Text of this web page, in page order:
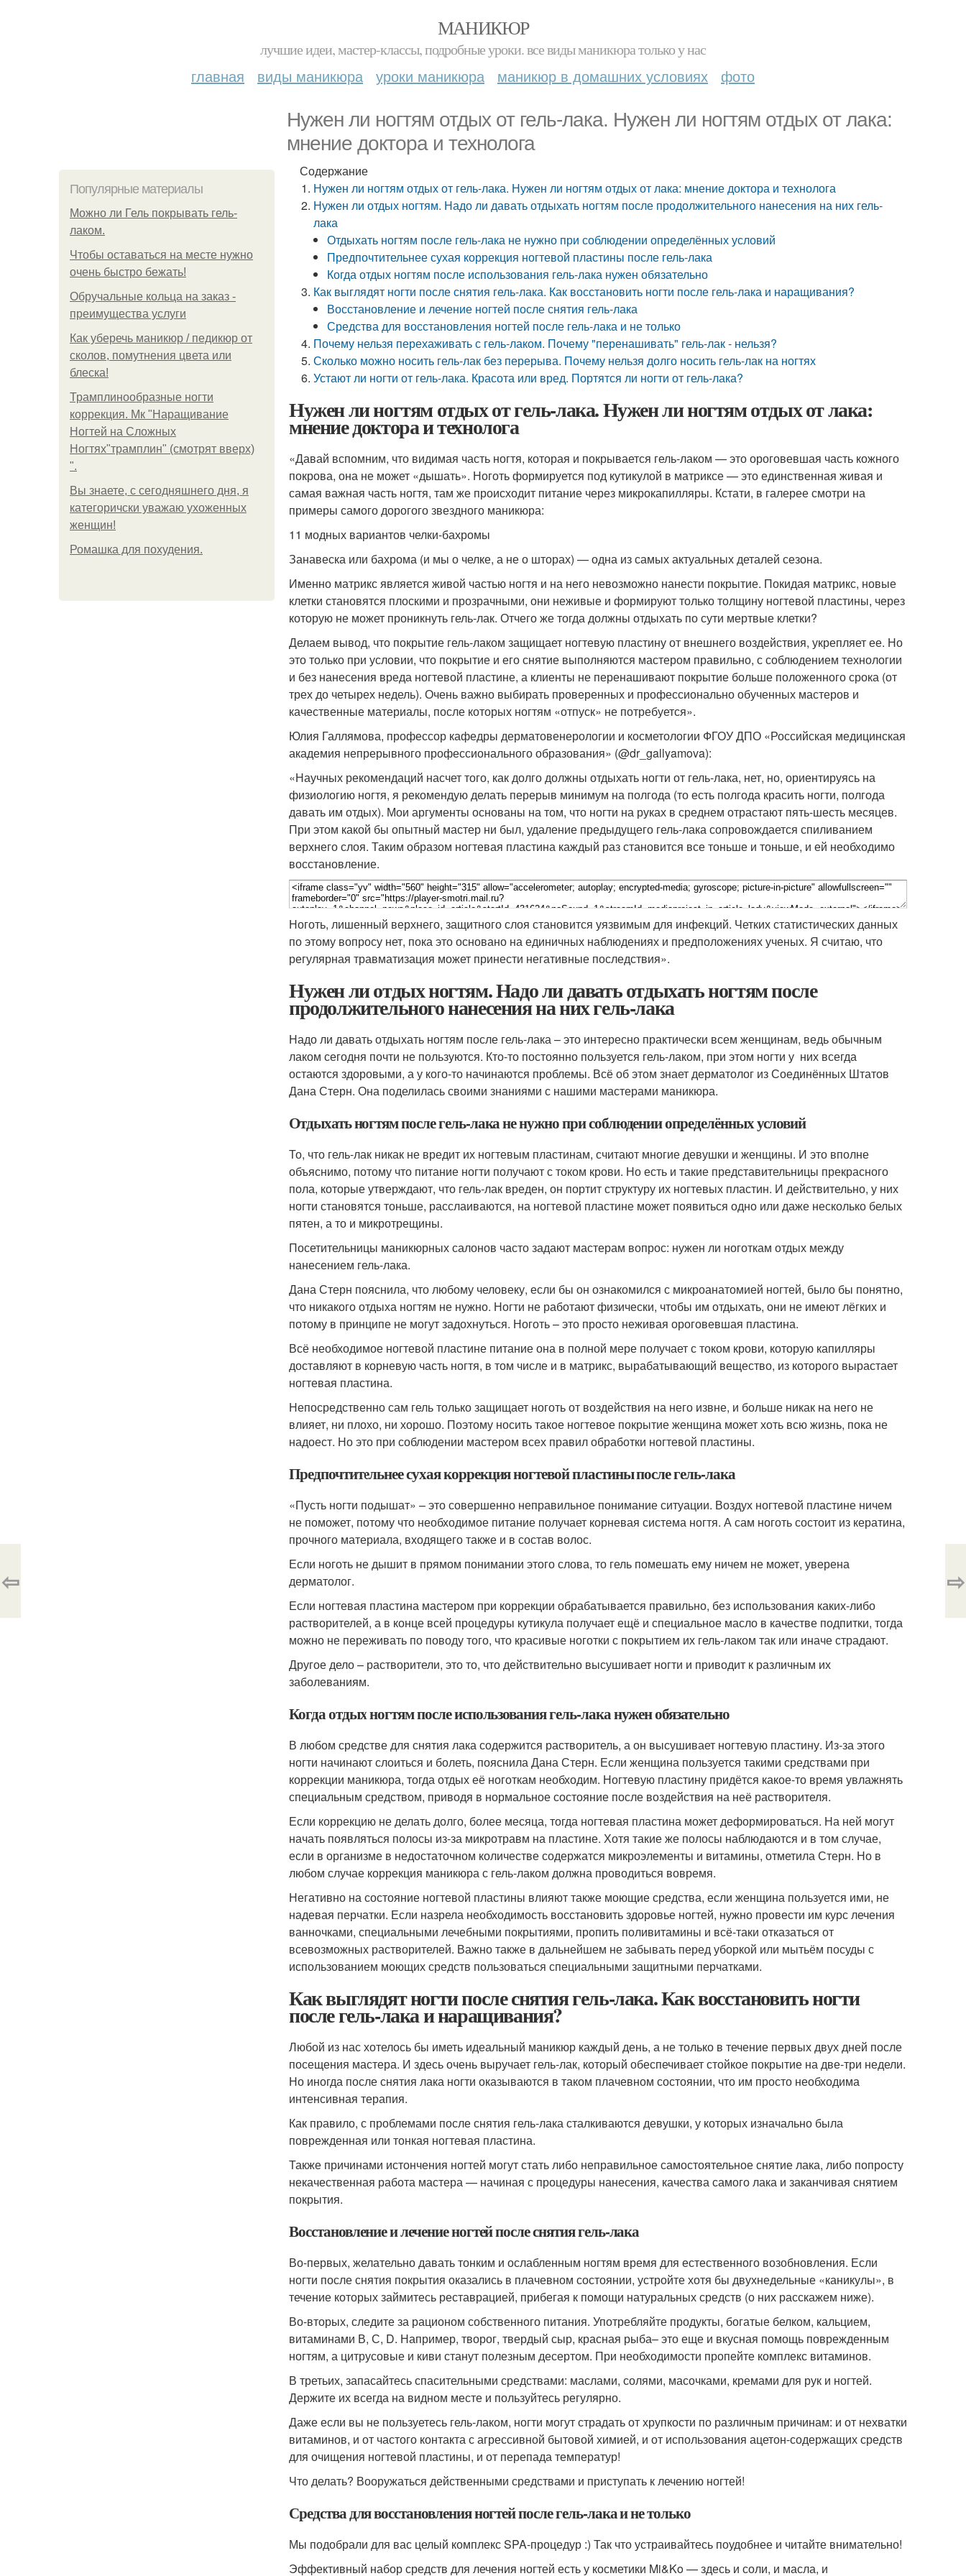
МАНИКЮР
лучшие идеи, мастер-классы, подробные уроки. все виды маникюра только у нас
главная виды маникюра уроки маникюра маникюр в домашних условиях фото
Нужен ли ногтям отдых от гель-лака. Нужен ли ногтям отдых от лака:
мнение доктора и технолога
Популярные материалы
Можно ли Гель покрывать гель-
лаком.
Чтобы оставаться на месте нужно
очень быстро бежать!
Обручальные кольца на заказ -
преимущества услуги
Как уберечь маникюр / педикюр от
сколов, помутнения цвета или
блеска!
Трамплинообразные ногти
коррекция. Мк "Наращивание
Ногтей на Сложных
Ногтях"трамплин" (смотрят вверх)
".
Вы знаете, с сегодняшнего дня, я
категоричски уважаю ухоженных
женщин!
Ромашка для похудения.
Содержание
Нужен ли ногтям отдых от гель-лака. Нужен ли ногтям отдых от лака: мнение доктора и технолога
Нужен ли отдых ногтям. Надо ли давать отдыхать ногтям после продолжительного нанесения на них гель-
лака
Отдыхать ногтям после гель-лака не нужно при соблюдении определённых условий
Предпочтительнее сухая коррекция ногтевой пластины после гель-лака
Когда отдых ногтям после использования гель-лака нужен обязательно
Как выглядят ногти после снятия гель-лака. Как восстановить ногти после гель-лака и наращивания?
Восстановление и лечение ногтей после снятия гель-лака
Средства для восстановления ногтей после гель-лака и не только
Почему нельзя перехаживать с гель-лаком. Почему "перенашивать" гель-лак - нельзя?
Сколько можно носить гель-лак без перерыва. Почему нельзя долго носить гель-лак на ногтях
Устают ли ногти от гель-лака. Красота или вред. Портятся ли ногти от гель-лака?
Нужен ли ногтям отдых от гель-лака. Нужен ли ногтям отдых от лака:
мнение доктора и технолога
«Давай вспомним, что видимая часть ногтя, которая и покрывается гель-лаком — это ороговевшая часть кожного
покрова, она не может «дышать». Ноготь формируется под кутикулой в матриксе — это единственная живая и
самая важная часть ногтя, там же происходит питание через микрокапилляры. Кстати, в галерее смотри на
примеры самого дорогого звездного маникюра:
11 модных вариантов челки-бахромы
Занавеска или бахрома (и мы о челке, а не о шторах) — одна из самых актуальных деталей сезона.
Именно матрикс является живой частью ногтя и на него невозможно нанести покрытие. Покидая матрикс, новые
клетки становятся плоскими и прозрачными, они неживые и формируют только толщину ногтевой пластины, через
которую не может проникнуть гель-лак. Отчего же тогда должны отдыхать по сути мертвые клетки?
Делаем вывод, что покрытие гель-лаком защищает ногтевую пластину от внешнего воздействия, укрепляет ее. Но
это только при условии, что покрытие и его снятие выполняются мастером правильно, с соблюдением технологии
и без нанесения вреда ногтевой пластине, а клиенты не перенашивают покрытие больше положенного срока (от
трех до четырех недель). Очень важно выбирать проверенных и профессионально обученных мастеров и
качественные материалы, после которых ногтям «отпуск» не потребуется».
Юлия Галлямова, профессор кафедры дерматовенерологии и косметологии ФГОУ ДПО «Российская медицинская
академия непрерывного профессионального образования» (@dr_gallyamova):
«Научных рекомендаций насчет того, как долго должны отдыхать ногти от гель-лака, нет, но, ориентируясь на
физиологию ногтя, я рекомендую делать перерыв минимум на полгода (то есть полгода красить ногти, полгода
давать им отдых). Мои аргументы основаны на том, что ногти на руках в среднем отрастают пять-шесть месяцев.
При этом какой бы опытный мастер ни был, удаление предыдущего гель-лака сопровождается спиливанием
верхнего слоя. Таким образом ногтевая пластина каждый раз становится все тоньше и тоньше, и ей необходимо
восстановление.
Ноготь, лишенный верхнего, защитного слоя становится уязвимым для инфекций. Четких статистических данных
по этому вопросу нет, пока это основано на единичных наблюдениях и предположениях ученых. Я считаю, что
регулярная травматизация может принести негативные последствия».
Нужен ли отдых ногтям. Надо ли давать отдыхать ногтям после
продолжительного нанесения на них гель-лака
Надо ли давать отдыхать ногтям после гель-лака – это интересно практически всем женщинам, ведь обычным
лаком сегодня почти не пользуются. Кто-то постоянно пользуется гель-лаком, при этом ногти у них всегда
остаются здоровыми, а у кого-то начинаются проблемы. Всё об этом знает дерматолог из Соединённых Штатов
Дана Стерн. Она поделилась своими знаниями с нашими мастерами маникюра.
Отдыхать ногтям после гель-лака не нужно при соблюдении определённых условий
То, что гель-лак никак не вредит их ногтевым пластинам, считают многие девушки и женщины. И это вполне
объяснимо, потому что питание ногти получают с током крови. Но есть и такие представительницы прекрасного
пола, которые утверждают, что гель-лак вреден, он портит структуру их ногтевых пластин. И действительно, у них
ногти становятся тоньше, расслаиваются, на ногтевой пластине может появиться одно или даже несколько белых
пятен, а то и микротрещины.
Посетительницы маникюрных салонов часто задают мастерам вопрос: нужен ли ноготкам отдых между
нанесением гель-лака.
Дана Стерн пояснила, что любому человеку, если бы он ознакомился с микроанатомией ногтей, было бы понятно,
что никакого отдыха ногтям не нужно. Ногти не работают физически, чтобы им отдыхать, они не имеют лёгких и
потому в принципе не могут задохнуться. Ноготь – это просто неживая ороговевшая пластина.
Всё необходимое ногтевой пластине питание она в полной мере получает с током крови, которую капилляры
доставляют в корневую часть ногтя, в том числе и в матрикс, вырабатывающий вещество, из которого вырастает
ногтевая пластина.
Непосредственно сам гель только защищает ноготь от воздействия на него извне, и больше никак на него не
влияет, ни плохо, ни хорошо. Поэтому носить такое ногтевое покрытие женщина может хоть всю жизнь, пока не
надоест. Но это при соблюдении мастером всех правил обработки ногтевой пластины.
Предпочтительнее сухая коррекция ногтевой пластины после гель-лака
«Пусть ногти подышат» – это совершенно неправильное понимание ситуации. Воздух ногтевой пластине ничем
не поможет, потому что необходимое питание получает корневая система ногтя. А сам ноготь состоит из кератина,
прочного материала, входящего также и в состав волос.
Если ноготь не дышит в прямом понимании этого слова, то гель помешать ему ничем не может, уверена
дерматолог.
Если ногтевая пластина мастером при коррекции обрабатывается правильно, без использования каких-либо
растворителей, а в конце всей процедуры кутикула получает ещё и специальное масло в качестве подпитки, тогда
можно не переживать по поводу того, что красивые ноготки с покрытием их гель-лаком так или иначе страдают.
Другое дело – растворители, это то, что действительно высушивает ногти и приводит к различным их
заболеваниям.
Когда отдых ногтям после использования гель-лака нужен обязательно
В любом средстве для снятия лака содержится растворитель, а он высушивает ногтевую пластину. Из-за этого
ногти начинают слоиться и болеть, пояснила Дана Стерн. Если женщина пользуется такими средствами при
коррекции маникюра, тогда отдых её ноготкам необходим. Ногтевую пластину придётся какое-то время увлажнять
специальным средством, приводя в нормальное состояние после воздействия на неё растворителя.
Если коррекцию не делать долго, более месяца, тогда ногтевая пластина может деформироваться. На ней могут
начать появляться полосы из-за микротравм на пластине. Хотя такие же полосы наблюдаются и в том случае,
если в организме в недостаточном количестве содержатся микроэлементы и витамины, отметила Стерн. Но в
любом случае коррекция маникюра с гель-лаком должна проводиться вовремя.
Негативно на состояние ногтевой пластины влияют также моющие средства, если женщина пользуется ими, не
надевая перчатки. Если назрела необходимость восстановить здоровье ногтей, нужно провести им курс лечения
ванночками, специальными лечебными покрытиями, пропить поливитамины и всё-таки отказаться от
всевозможных растворителей. Важно также в дальнейшем не забывать перед уборкой или мытьём посуды с
использованием моющих средств пользоваться специальными защитными перчатками.
Как выглядят ногти после снятия гель-лака. Как восстановить ногти
после гель-лака и наращивания?
Любой из нас хотелось бы иметь идеальный маникюр каждый день, а не только в течение первых двух дней после
посещения мастера. И здесь очень выручает гель-лак, который обеспечивает стойкое покрытие на две-три недели.
Но иногда после снятия лака ногти оказываются в таком плачевном состоянии, что им просто необходима
интенсивная терапия.
Как правило, с проблемами после снятия гель-лака сталкиваются девушки, у которых изначально была
поврежденная или тонкая ногтевая пластина.
Также причинами истончения ногтей могут стать либо неправильное самостоятельное снятие лака, либо попросту
некачественная работа мастера — начиная с процедуры нанесения, качества самого лака и заканчивая снятием
покрытия.
Восстановление и лечение ногтей после снятия гель-лака
Во-первых, желательно давать тонким и ослабленным ногтям время для естественного возобновления. Если
ногти после снятия покрытия оказались в плачевном состоянии, устройте хотя бы двухнедельные «каникулы», в
течение которых займитесь реставрацией, прибегая к помощи натуральных средств (о них расскажем ниже).
Во-вторых, следите за рационом собственного питания. Употребляйте продукты, богатые белком, кальцием,
витаминами В, С, D. Например, творог, твердый сыр, красная рыба– это еще и вкусная помощь поврежденным
ногтям, а цитрусовые и киви станут полезным десертом. При необходимости пропейте комплекс витаминов.
В третьих, запасайтесь спасительными средствами: маслами, солями, масочками, кремами для рук и ногтей.
Держите их всегда на видном месте и пользуйтесь регулярно.
Даже если вы не пользуетесь гель-лаком, ногти могут страдать от хрупкости по различным причинам: и от нехватки
витаминов, и от частого контакта с агрессивной бытовой химией, и от использования ацетон-содержащих средств
для очищения ногтевой пластины, и от перепада температур!
Что делать? Вооружаться действенными средствами и приступать к лечению ногтей!
Средства для восстановления ногтей после гель-лака и не только
Мы подобрали для вас целый комплекс SPA-процедур :) Так что устраивайтесь поудобнее и читайте внимательно!
Эффективный набор средств для лечения ногтей есть у косметики Mi&Ko — здесь и соли, и масла, и
⇦ ⇨